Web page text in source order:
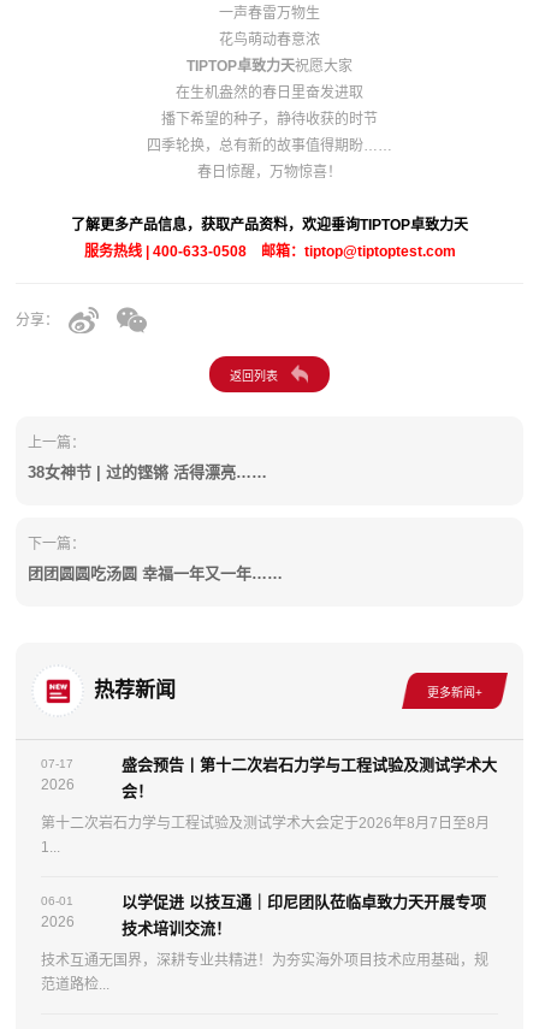
一声春雷万物生
花鸟萌动春意浓
TIPTOP卓致力天祝愿大家
在生机盎然的春日里奋发进取
播下希望的种子，静待收获的时节
四季轮换，总有新的故事值得期盼……
春日惊醒，万物惊喜！
了解更多产品信息，获取产品资料，欢迎垂询TIPTOP卓致力天
服务热线 | 400-633-0508 邮箱：tiptop@tiptoptest.com
分享：
上一篇：
38女神节 | 过的铿锵 活得漂亮……
下一篇：
团团圆圆吃汤圆 幸福一年又一年……
热荐新闻
07-17
2026
盛会预告丨第十二次岩石力学与工程试验及测试学术大
会！
第十二次岩石力学与工程试验及测试学术大会定于2026年8月7日至8月
1...
06-01
2026
以学促进 以技互通｜印尼团队莅临卓致力天开展专项
技术培训交流！
技术互通无国界，深耕专业共精进！为夯实海外项目技术应用基础，规
范道路检...